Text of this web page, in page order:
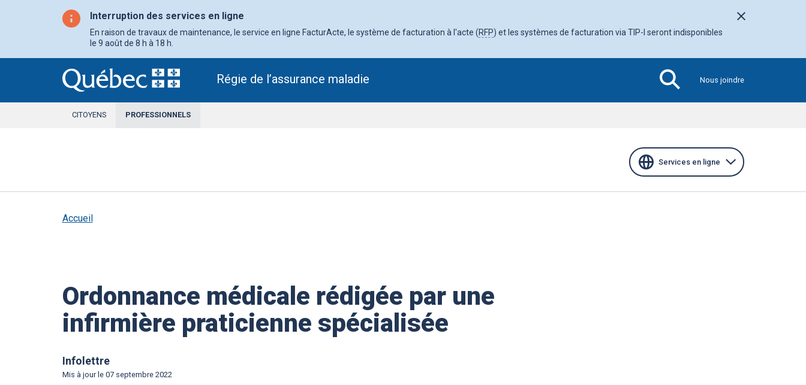
Fermer l'avis
Interruption des services en ligne
En raison de travaux de maintenance, le service en ligne FacturActe, le système de facturation à l'acte (RFP) et les systèmes de facturation via TIP-I seront indisponibles
le 9 août de 8 h à 18 h.
Régie de l’assurance maladie Nous joindre
CITOYENS PROFESSIONNELSSECTION
Services en ligne
Section
active
Accueil
Ordonnance médicale rédigée par une
infirmière praticienne spécialisée
Infolettre
Mis à jour le07 septembre 2022